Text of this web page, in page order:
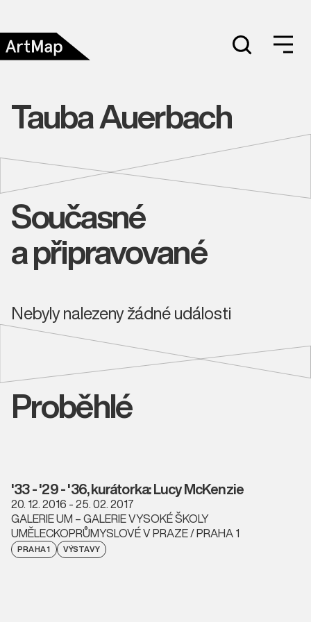
Tauba Auerbach
Současné
a připravované
Nebyly nalezeny žádné události
Proběhlé
'33 - '29 - '36, kurátorka: Lucy McKenzie
20. 12. 2016 - 25. 02. 2017
GALERIE UM – GALERIE VYSOKÉ ŠKOLY
UMĚLECKOPRŮMYSLOVÉ V PRAZE / PRAHA 1
PRAHA 1 VÝSTAVY